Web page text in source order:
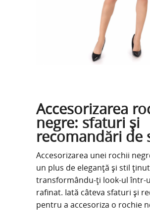
Accesorizarea
negre: sfaturi și
recomandări de
Accesorizarea unei rochii
un plus de eleganță și stil
transformându-ți look-ul într-
rafinat. Iată câteva sfaturi și
pentru a accesoriza o rochie